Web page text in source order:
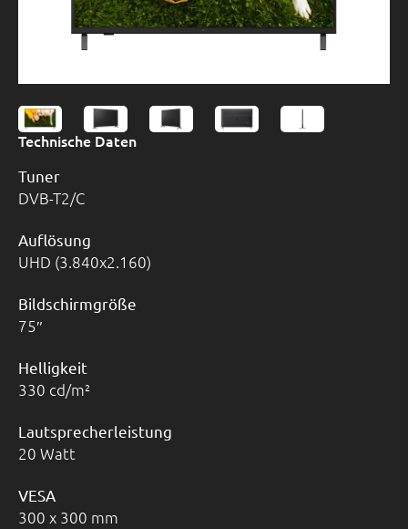
Technische Daten
Tuner
DVB-T2/C
Auflösung
UHD (3.840x2.160)
Bildschirmgröße
75
Helligkeit
330 cd/m²
Lautsprecherleistung
20 Watt
VESA
300 x 300 mm